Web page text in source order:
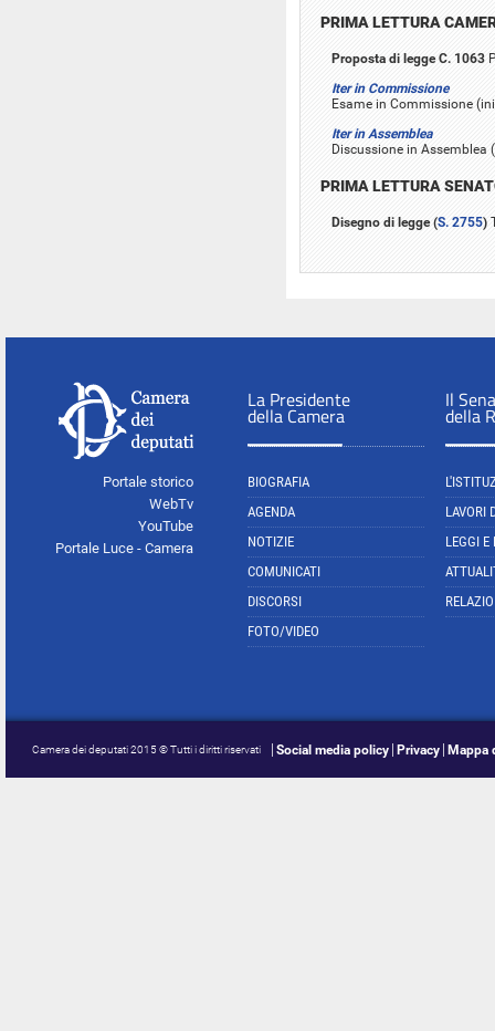
PRIMA LETTURA
Proposta di legge C. 1063
Iter in Commissione
Esame in Commissione
Iter in Assemblea
Discussione in
PRIMA LETTURA
Disegno di legge (S. 2755)
Portale storico
WebTv
YouTube
Portale Luce - Camera
La Presidente
della Camera
BIOGRAFIA
AGENDA
NOTIZIE
COMUNICATI
DISCORSI
FOTO/VIDEO
Il
della
LAVORI
LEGGI E
Camera dei deputati 2015 © Tutti i diritti riservati Social media policy Privacy Mappa